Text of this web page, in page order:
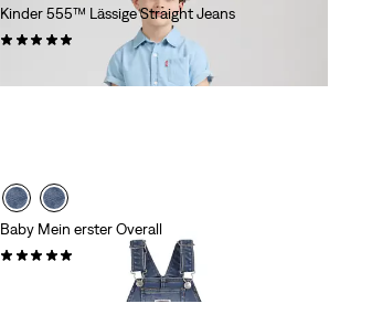
Kinder 555™ Lässige Straight Jeans
Baby Mein erster Overall